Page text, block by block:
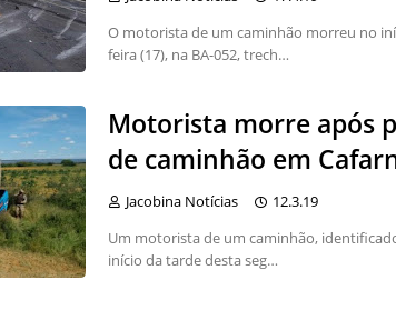
O motorista de um caminhão morreu no
feira (17), na BA-052, trech…
Motorista morre após
de caminhão em
Jacobina Notícias
12.3.19
Um motorista de um caminhão,
início da tarde desta seg…